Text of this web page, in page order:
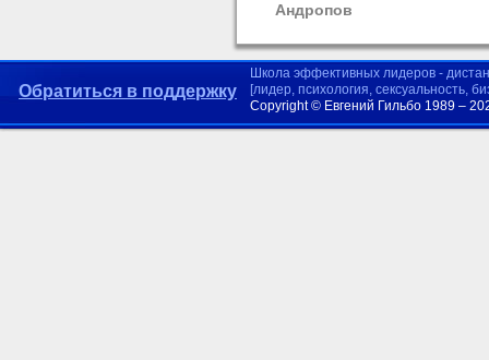
Андропов
Обратиться в поддержку
Школа эффективных лидеров -
[лидер, психология, сексуальность,
Copyright © Евгений Гильбо 1989 –